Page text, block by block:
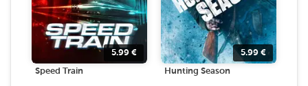
5.99 €
Speed Train
5.99 €
Hunting Season